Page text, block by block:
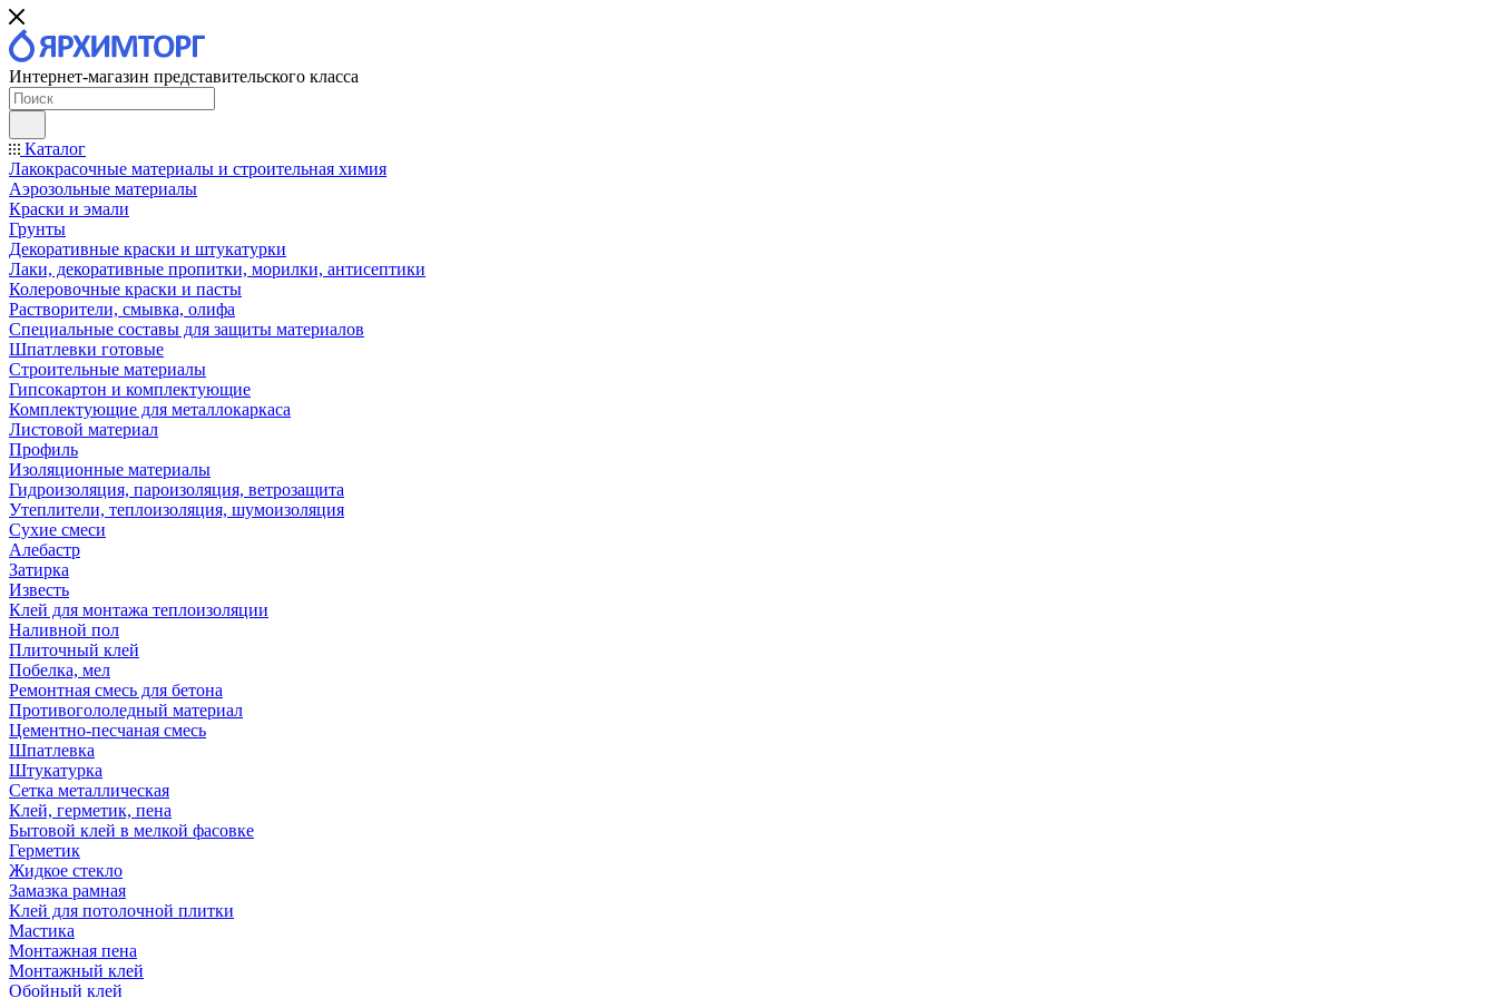
Интернет-магазин представительского класса
Каталог
Лакокрасочные материалы и строительная химия
Аэрозольные материалы
Краски и эмали
Грунты
Декоративные краски и штукатурки
Лаки, декоративные пропитки, морилки, антисептики
Колеровочные краски и пасты
Растворители, смывка, олифа
Специальные составы для защиты материалов
Шпатлевки готовые
Строительные материалы
Гипсокартон и комплектующие
Комплектующие для металлокаркаса
Листовой материал
Профиль
Изоляционные материалы
Гидроизоляция, пароизоляция, ветрозащита
Утеплители, теплоизоляция, шумоизоляция
Сухие смеси
Алебастр
Затирка
Известь
Клей для монтажа теплоизоляции
Наливной пол
Плиточный клей
Побелка, мел
Ремонтная смесь для бетона
Противогололедный материал
Цементно-песчаная смесь
Шпатлевка
Штукатурка
Сетка металлическая
Клей, герметик, пена
Бытовой клей в мелкой фасовке
Герметик
Жидкое стекло
Замазка рамная
Клей для потолочной плитки
Мастика
Монтажная пена
Монтажный клей
Обойный клей